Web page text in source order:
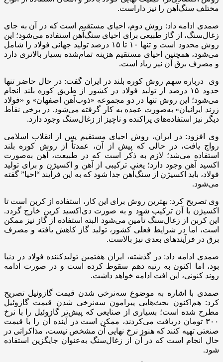
مختلف سنگ‌آهن را نیز داراست.
صمدی ادامه داد: روش دوم، احیای مستقیم است که در آن به جای
زغال‌سنگ، از گاز طبیعی برای احیای سنگ‌آهن استفاده می‌شود؛ این
روش محدود است و تنها ۱۰ تا ۱۵ درصد تولید جهانی فولاد را شامل
می‌شود، همچنین احیای مستقیم هزینه تمام‌شده بسیار بالاتری دارد
و مصرف برق آن نیز زیاد است.
وی درباره سهم روش کوره بلند در ایران گفت: در حال حاضر تنها
حدود ۱۵ درصد از تولید فولاد در کشور از طریق کوره بلند انجام
می‌شود؛ این روش تنها در دو مجموعه «ذوب‌آهن اصفهان» و «فولاد
زرند ایرانیان» به‌صورت عمده به کار گرفته می‌شود. در برخی نقاط
دیگر نیز استفاده‌های پراکنده و ناچیز از زغال‌سنگ وجود دارد.
وی افزود: در ایران، روش احیای مستقیم پس از انقلاب اسلامی
رواج یافت، در حالی که پیش از آن، عمدتاً از روش کوره بلند
استفاده می‌شد؛ لازم به ذکر است که در طبیعت، آهن به‌صورت
اکسید آهن وجود دارد؛ یعنی ترکیبی از آهن و اکسیژن و برای تولید
فولاد، باید اکسیژن از سنگ‌آهن جدا شود که به این فرآیند “احیا” گفته
می‌شود.
وی تصریح کرد: بهترین روش برای این کار، استفاده از کربن است تا
اکسیژن با آن ترکیب شود و به صورت دی‌اکسید کربن خارج گردد.
این کربن از زغال‌سنگ تأمین می‌شود البته استفاده از گاز نیز ممکن
است، اما در شرایط فعلی کشور، تولید گاز کاهش یافته و مصرف
برق در فرآیندهای بعدی نیز بالاست.
صمدی ادامه داد: در گذشته، ایران هفتمین تولیدکننده فولاد در دنیا
بود، اما اکنون به رتبه دهم سقوط کرده است و در صورت ادامه
روند کنونی، این افت ادامه خواهد داشت.
صمدی با اشاره به موضوع سه‌نرخی شدن قیمت گازوئیل تصریح
کرد: هم‌اکنون بحث‌هایی پیرامون سه‌نرخی شدن قیمت گازوئیل
مطرح شده است؛ بسیاری از صنایعی که پیش‌تر گازوئیل را با نرخ
۳۰۰ تومان دریافت می‌کردند، ممکن است در آینده آن را با قیمت
صنعتی تهیه کنند که هنوز نرخ نهایی آن مشخص نیست، مذاکراتی در
حال انجام است که در آن از زغال‌سنگ به‌عنوان جایگزین استفاده
شود.